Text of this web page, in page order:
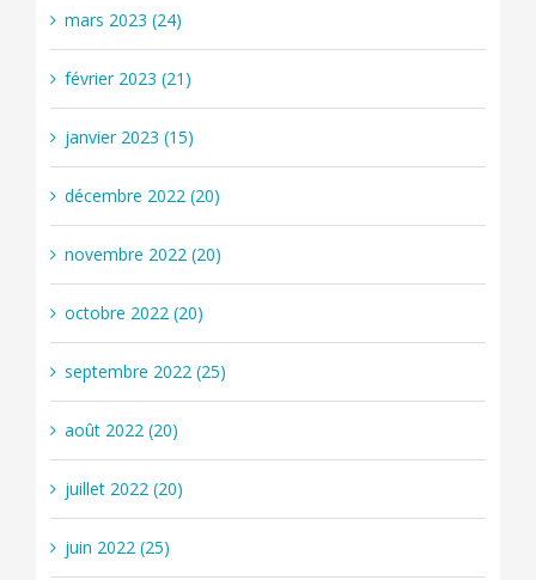
mars 2023 (24)
février 2023 (21)
janvier 2023 (15)
décembre 2022 (20)
novembre 2022 (20)
octobre 2022 (20)
septembre 2022 (25)
août 2022 (20)
juillet 2022 (20)
juin 2022 (25)